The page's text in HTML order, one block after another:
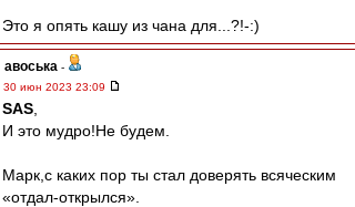
Это я опять кашу из чана для...?!-:)
авоська -
30 июн 2023 23:09
SAS
И это мудро!Не будем.
Марк,с каких пор ты стал доверять всяческим
«отдал-открылся».